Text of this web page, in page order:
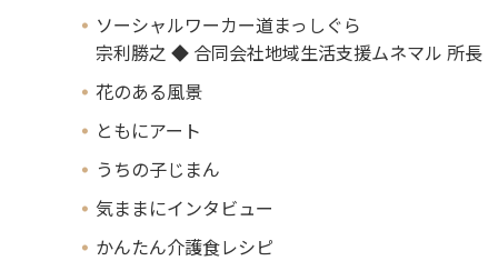
ソーシャルワーカー道まっしぐら
宗利勝之 ◆ 合同会社地域生活支援ムネマル 所長
花のある風景
ともにアート
うちの子じまん
気ままにインタビュー
かんたん介護食レシピ